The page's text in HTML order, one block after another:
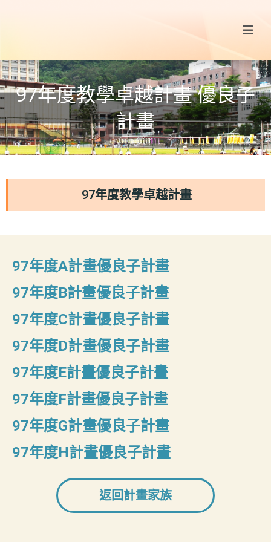
97年度教學卓越計畫 優良子
計畫
97年度教學卓越計畫
97年度A計畫優良子計畫
97年度B計畫優良子計畫
97年度C計畫優良子計畫
97年度D計畫優良子計畫
97年度E計畫優良子計畫
97年度F計畫優良子計畫
97年度G計畫優良子計畫
97年度H計畫優良子計畫
返回計畫家族